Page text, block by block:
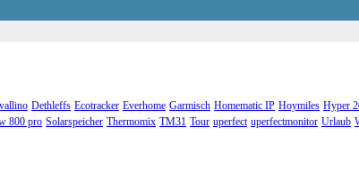
Dethleffs Ecotracker Everhome Garmisch Homematic IP Hoymiles Hyper
800 pro Solarspeicher Thermomix TM31 Tour uperfect uperfectmonitor Urlaub